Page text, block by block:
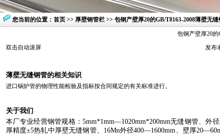
您当前的位置： 首页 >> 厚壁钢管栏 >> 包钢产壁厚20的GB/T8163-2008薄壁无
包钢产壁厚20的
双击自动滚屏
发布
薄壁无缝钢管的相关知识
进口锅炉管的物理性能检验及指标按合同规定的有关标准进行。
关于我们
本厂专业经营钢管规格： 5mm*1mm—1020mm*200mm无缝钢管、外径
厚精度±5热轧中厚壁无缝钢管、 16Mn外径400—1600mm、壁厚20—